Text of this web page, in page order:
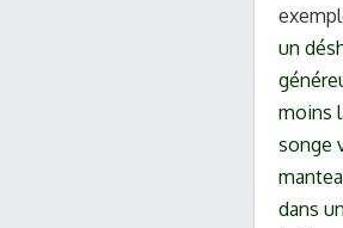
un
moins
songe
dans